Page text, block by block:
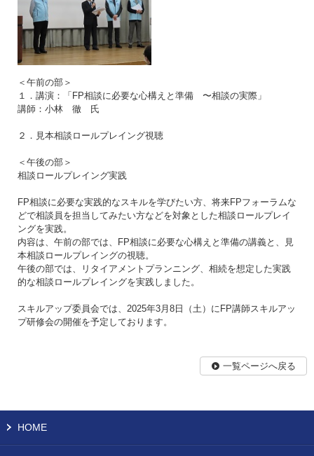
＜午前の部＞
１．講演：「FP相談に必要な心構えと準備 〜相談の実際」
講師：小林 徹 氏
２．見本相談ロールプレイング視聴
＜午後の部＞
相談ロールプレイング実践
FP相談に必要な実践的なスキルを学びたい方、将来FPフォーラムな
どで相談員を担当してみたい方などを対象とした相談ロールプレイ
ングを実践。
内容は、午前の部では、FP相談に必要な心構えと準備の講義と、見
本相談ロールプレイングの視聴。
午後の部では、リタイアメントプランニング、相続を想定した実践
的な相談ロールプレイングを実践しました。
スキルアップ委員会では、2025年3月8日（土）にFP講師スキルアッ
プ研修会の開催を予定しております。
一覧ページへ戻る
HOME